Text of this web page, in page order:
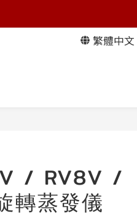
繁體中文
/ RV8V /
轉蒸發儀